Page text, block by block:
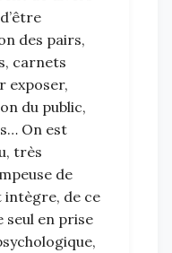
des pairs,
carnets
exposer,
du public,
On est
très
de
intègre, de ce
seul en prise